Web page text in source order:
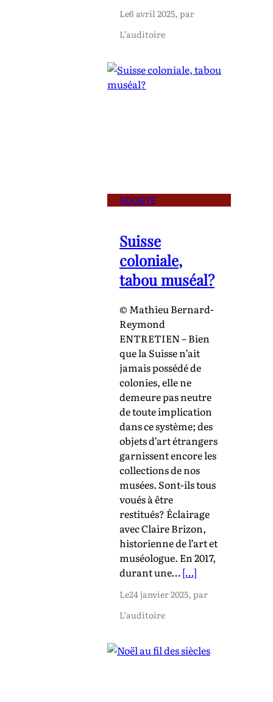
Le6 avril 2025, par
L’auditoire
SOCIÉTÉ
Suisse
coloniale,
tabou muséal?
© Mathieu Bernard-
Reymond
ENTRETIEN – Bien
que la Suisse n’ait
jamais possédé de
colonies, elle ne
demeure pas neutre
de toute implication
dans ce système; des
objets d’art étrangers
garnissent encore les
collections de nos
musées. Sont-ils tous
voués à être
restitués? Éclairage
avec Claire Brizon,
historienne de l’art et
muséologue. En 2017,
durant une…[…]
Le24 janvier 2025, par
L’auditoire